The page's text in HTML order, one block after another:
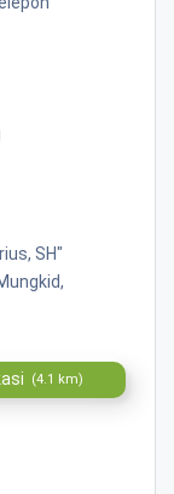
SH"
(4.1 km)